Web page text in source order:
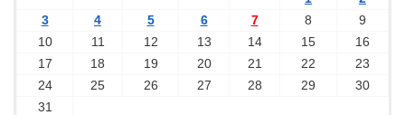
3
4 5 6 7 8
9
10
11 12 13 14 15
16
17
18 19 20 21 22
23
24
25 26 27 28 29
30
31